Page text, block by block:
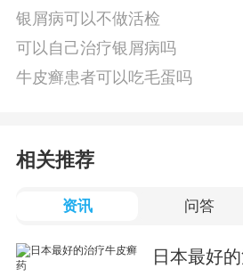
银屑病可以不做活检
可以自己治疗银屑病吗
牛皮癣患者可以吃毛蛋吗
相关推荐
资讯 问答
日本最好